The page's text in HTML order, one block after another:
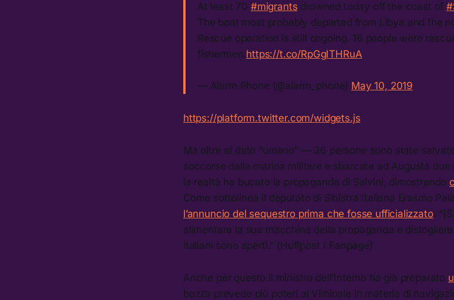
At least 70 #migrants drowned today off the coast of
The boat most probably departed from Libya and the
Rescue operation is still ongoing. 16 people were
fishermen.https://t.co/RpGgITHRuA
— Alarm Phone (@alarm_phone) May 10, 2019
https://platform.twitter.com/widgets.js
Ma oltre al dato “umano” — 36 persone sono state
soccorse dalla marina militare e sbarcate ad Augusta
la realtà ha bucato la propaganda di Salvini, dimostrando
Come sottolinea il deputato di Sinistra Italiana Erasmo
l’annuncio del sequestro prima che fosse ufficializzato:
alimentare la sua macchina della propaganda e
italiani sono aperti.” (Huffpost / Fanpage)
Anche per questo il ministro dell’Interno ha già preparato
bozza prevede più poteri al Viminale in materia di